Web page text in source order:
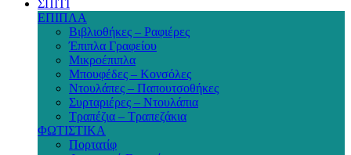
ΣΠΙΤΙ
ΕΠΙΠΛΑ
Βιβλιοθήκες – Ραφιέρες
Έπιπλα Γραφείου
Μικροέπιπλα
Μπουφέδες – Κονσόλες
Ντουλάπες – Παπουτσοθήκες
Συρταριέρες – Ντουλάπια
Τραπέζια – Τραπεζάκια
ΦΩΤΙΣΤΙΚΑ
Πορτατίφ